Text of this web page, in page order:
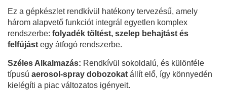
Ez a gépkészlet rendkívül hatékony tervezésű, amely
három alapvető funkciót integrál egyetlen komplex
rendszerbe: folyadék töltést, szelep behajtást és
felfújást egy átfogó rendszerbe.
Széles Alkalmazás: Rendkívül sokoldalú, és különféle
típusú aerosol-spray dobozokat állít elő, így könnyedén
kielégíti a piac változatos igényeit.